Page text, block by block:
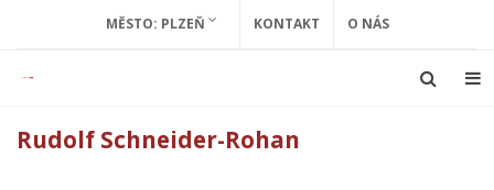
MĚSTO: PLZEŇ KONTAKT O NÁS
Rudolf Schneider-Rohan